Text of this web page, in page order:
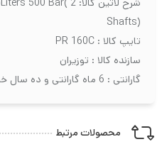
Shafts)
تایپ کالا : PR 160C
سازنده کالا : توزیران
گارانتی : 6 ماه گارانتی و ده سال خدمات پس از فروش
محصولات مرتبط